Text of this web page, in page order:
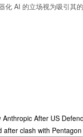
化 AI 的立场视为吸引其
After US
after clash with Pentagon